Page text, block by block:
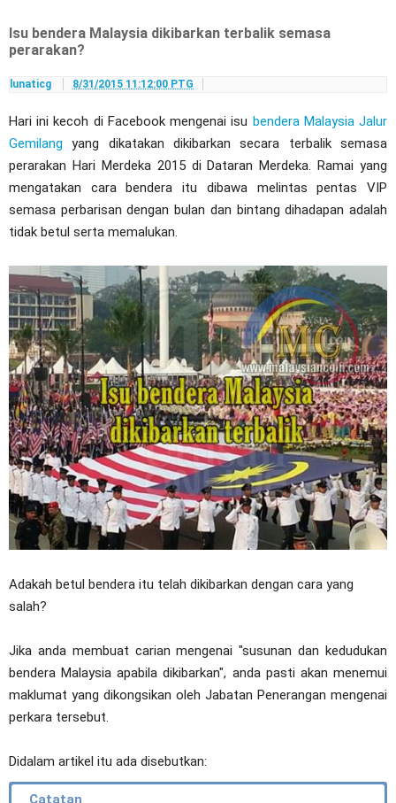
Isu bendera Malaysia dikibarkan terbalik semasa
perarakan?
lunaticg 8/31/2015 11:12:00 PTG
Hari ini kecoh di Facebook mengenai isu bendera Malaysia Jalur
Gemilang yang dikatakan dikibarkan secara terbalik semasa
perarakan Hari Merdeka 2015 di Dataran Merdeka. Ramai yang
mengatakan cara bendera itu dibawa melintas pentas VIP
semasa perbarisan dengan bulan dan bintang dihadapan adalah
tidak betul serta memalukan.
Adakah betul bendera itu telah dikibarkan dengan cara yang
salah?
Jika anda membuat carian mengenai "susunan dan kedudukan
bendera Malaysia apabila dikibarkan", anda pasti akan menemui
maklumat yang dikongsikan oleh Jabatan Penerangan mengenai
perkara tersebut.
Didalam artikel itu ada disebutkan: